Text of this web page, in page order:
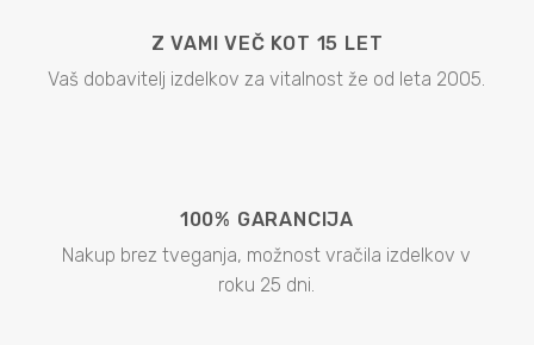
Z VAMI VEČ KOT 15 LET
Vaš dobavitelj izdelkov za vitalnost že od leta 2005.
100% GARANCIJA
Nakup brez tveganja, možnost vračila izdelkov v
roku 25 dni.